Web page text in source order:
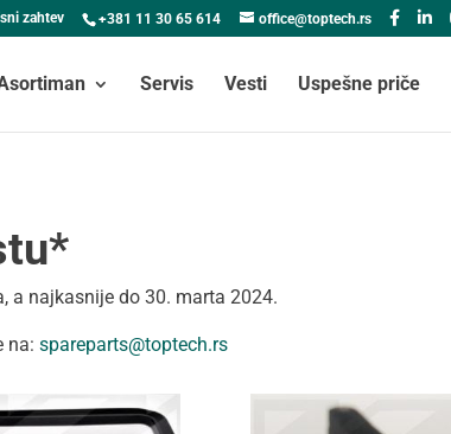
+381 11 30 65 614 office@toptech.rs
zahtev
Servis Vesti Uspešne priče
a najkasnije do 30. marta 2024.
na: spareparts@toptech.rs